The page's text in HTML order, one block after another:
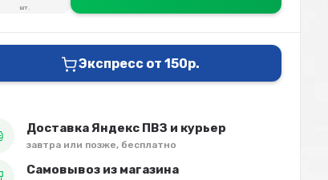
шт.
Экспресс от 150р.
Доставка Яндекс ПВЗ и курьер
завтра или позже, бесплатно
Самовывоз из магазина